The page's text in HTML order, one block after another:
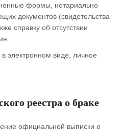
формы, нотариально
документов (свидетельства
справку об отсутствии
электронном виде, личное
реестра о браке
официальной выписки о